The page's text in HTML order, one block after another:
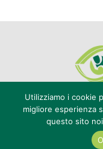
Editore Progetto
02636800803 -
Utilizziamo i cookie
migliore esperienza
questo sito